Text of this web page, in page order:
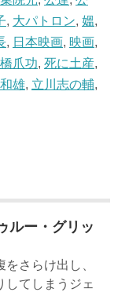
, 大パトロン, 媼,
, 日本映画, 映画,
橋爪功, 死に土産,
雄, 立川志の輔,
ルー・グリッ
さらけ出し、
してしまうジェ